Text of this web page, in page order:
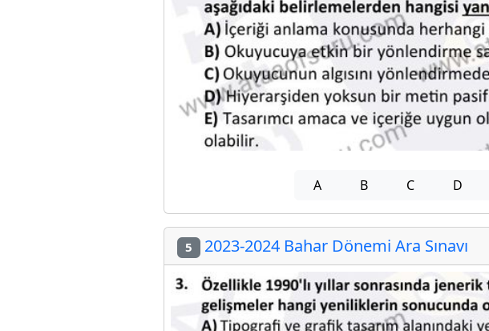
A B C D
5 2023-2024 Bahar Dönemi Ara Sınavı